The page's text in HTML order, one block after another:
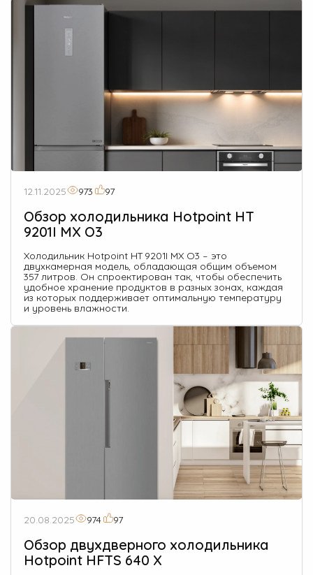
12.11.2025 973 97
Обзор холодильника Hotpoint HT
9201I MX O3
Холодильник Hotpoint HT 9201I MX O3 – это
двухкамерная модель, обладающая общим объемом
357 литров. Он спроектирован так, чтобы обеспечить
удобное хранение продуктов в разных зонах, каждая
из которых поддерживает оптимальную температуру
и уровень влажности.
20.08.2025 974 97
Обзор двухдверного холодильника
Hotpoint HFTS 640 X